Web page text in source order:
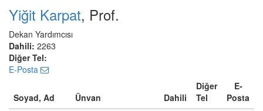
Yiğit Karpat, Prof.
Dekan Yardımcısı
Dahili: 2263
Diğer Tel:
E-Posta
Soyad, Ad Ünvan Dahili
Diğer
Tel
E-
Posta